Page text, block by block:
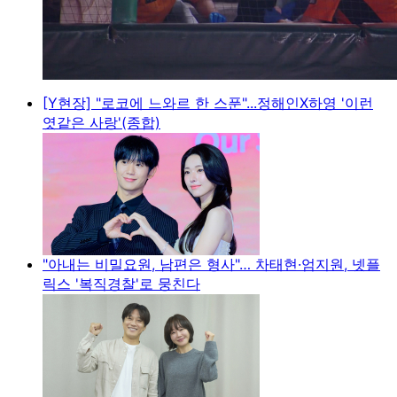
[Y현장] "로코에 느와르 한 스푼"...정해인X하영 '이런
엿같은 사랑'(종합)
"아내는 비밀요원, 남편은 형사"… 차태현·엄지원, 넷플
릭스 '복직경찰'로 뭉친다